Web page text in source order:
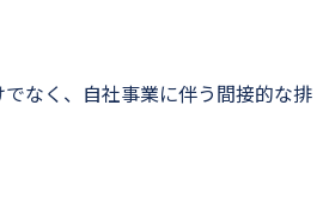
なく、自社事業に伴う間接的な排